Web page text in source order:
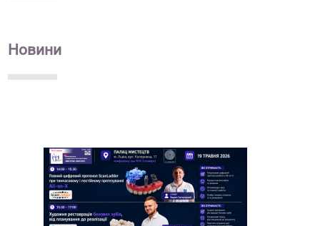
Новини